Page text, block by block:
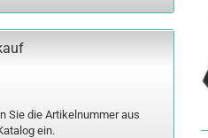
Sie die Artikelnummer aus
ein.